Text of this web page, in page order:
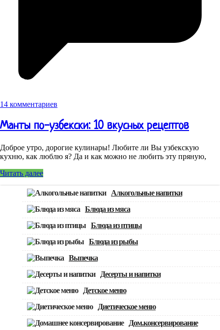
14 комментариев
Манты по-узбекски: 10 вкусных рецептов
Доброе утро, дорогие кулинары! Любите ли Вы узбекскую
кухню, как люблю я? Да и как можно не любить эту пряную,
Читать далее
Алкогольные напитки
Блюда из мяса
Блюда из птицы
Блюда из рыбы
Выпечка
Десерты и напитки
Детское меню
Диетическое меню
Дом.консервирование